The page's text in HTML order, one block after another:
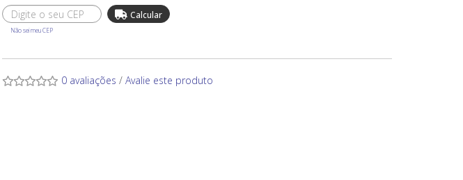
Não sei meu CEP
0 avaliações / Avalie este produto